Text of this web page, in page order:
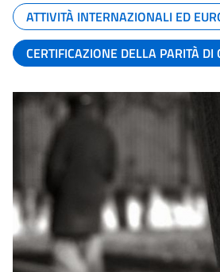
ATTIVITÀ INTERNAZIONALI ED
CERTIFICAZIONE DELLA PARITÀ DI